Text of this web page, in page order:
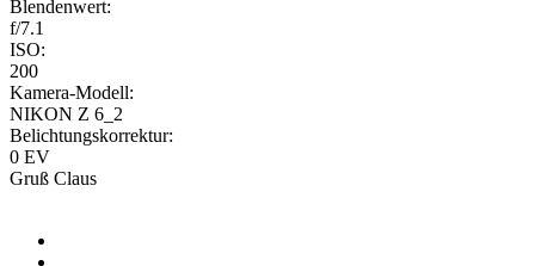
Blendenwert:
f/7.1
ISO:
200
Kamera-Modell:
NIKON Z 6_2
Belichtungskorrektur:
0 EV
Gruß Claus